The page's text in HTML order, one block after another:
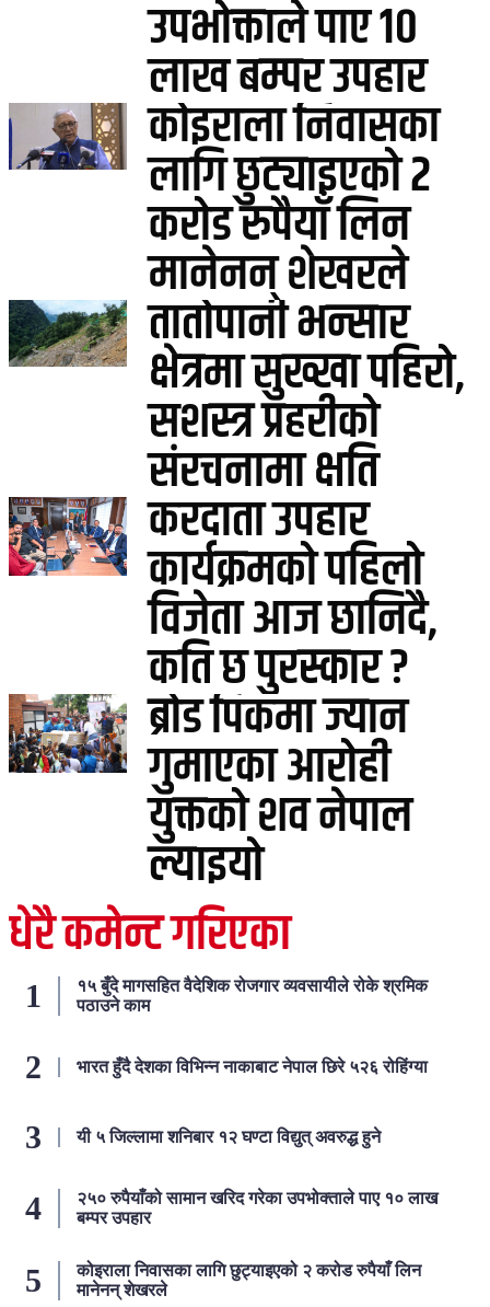
उपभोक्ताले पाए १०
लाख बम्पर उपहार
कोइराला निवासका
लागि छुट्याइएको २
करोड रुपैयाँ लिन
मानेनन् शेखरले
तातोपानी भन्सार
क्षेत्रमा सुख्खा पहिरो,
सशस्त्र प्रहरीको
संरचनामा क्षति
करदाता उपहार
कार्यक्रमको पहिलो
विजेता आज छानिदै,
कति छ पुरस्कार ?
ब्रोड पिकमा ज्यान
गुमाएका आरोही
युक्तको शव नेपाल
ल्याइयो
धेरै कमेन्ट गरिएका
१५ बुँदे मागसहित वैदेशिक रोजगार व्यवसायीले रोके श्रमिक
पठाउने काम
भारत हुँदै देशका विभिन्न नाकाबाट नेपाल छिरे ५२६ रोहिंग्या
यी ५ जिल्लामा शनिबार १२ घण्टा विद्युत् अवरुद्ध हुने
२५० रुपैयाँको सामान खरिद गरेका उपभोक्ताले पाए १० लाख
बम्पर उपहार
कोइराला निवासका लागि छुट्याइएको २ करोड रुपैयाँ लिन
मानेनन् शेखरले